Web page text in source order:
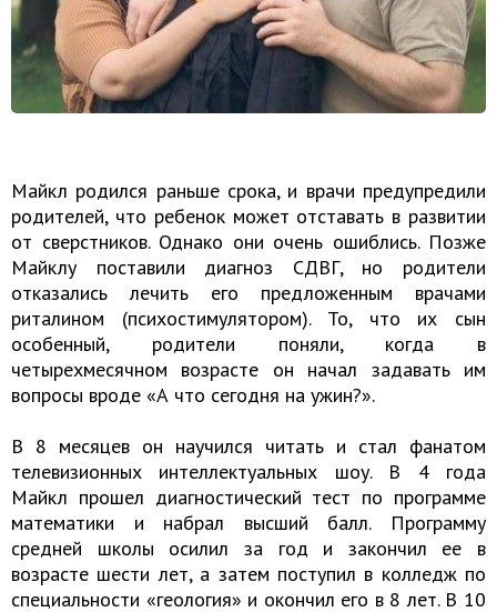
Майкл родился раньше срока, и врачи предупредили
родителей, что ребенок может отставать в развитии
от сверстников. Однако они очень ошиблись. Позже
Майклу поставили диагноз СДВГ, но родители
отказались лечить его предложенным врачами
риталином (психостимулятором). То, что их сын
особенный, родители поняли, когда в
четырехмесячном возрасте он начал задавать им
вопросы вроде «А что сегодня на ужин?».
В 8 месяцев он научился читать и стал фанатом
телевизионных интеллектуальных шоу. В 4 года
Майкл прошел диагностический тест по программе
математики и набрал высший балл. Программу
средней школы осилил за год и закончил ее в
возрасте шести лет, а затем поступил в колледж по
специальности «геология» и окончил его в 8 лет. В 10